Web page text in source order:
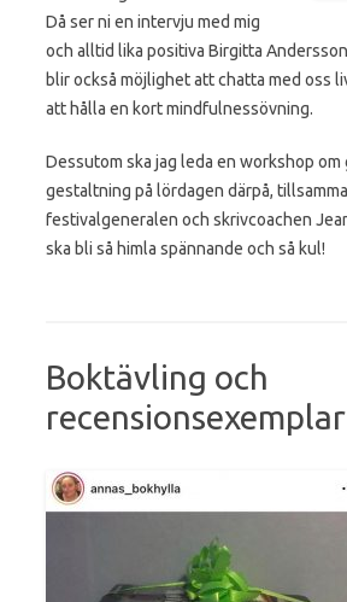
Då ser ni en intervju med mig
och alltid lika positiva Birgitta
blir också möjlighet att chatta med oss
att hålla en kort mindfulnessövning.
Dessutom ska jag leda en workshop om
gestaltning på lördagen därpå,
festivalgeneralen och skrivcoachen
ska bli så himla spännande och så kul!
Boktävling och
recensionsexemplar